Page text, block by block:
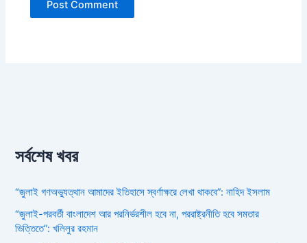
সর্বশেষ খবর
“জুলাই গণঅভ্যুত্থান আমাদের ইতিহাসে স্বর্ণাক্ষরে লেখা থাকবে”: নাহিদ ইসলাম
“জুলাই-পরবর্তী বাংলাদেশ আর পরনির্ভরশীল হবে না, পররাষ্ট্রনীতি হবে সমতার
ভিত্তিতে”: খলিলুর রহমান